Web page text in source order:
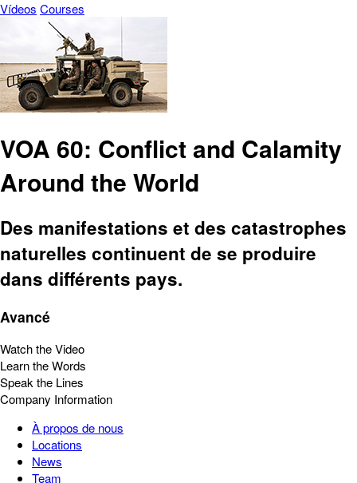
Vídeos Courses
VOA 60: Conflict and Calamity
Around the World
Des manifestations et des catastrophes
naturelles continuent de se produire
dans différents pays.
Avancé
Watch the Video
Learn the Words
Speak the Lines
Company Information
À propos de nous
Locations
News
Team